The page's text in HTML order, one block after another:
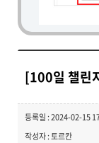
[100일 챌린
등록일 : 2024-02-15
작성자 : 토르칸